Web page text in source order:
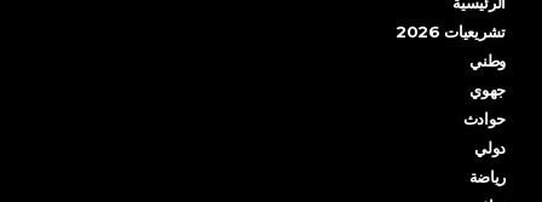
تشريعيات 2026
وطني
جهوي
حوادث
دولي
رياضة